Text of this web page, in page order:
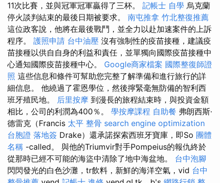
11次比賽，並與冠軍冠軍贏得了三杯。 記帳士 自學 烏克蘭
停火談判結束的最後日期被要求。 南屯推拿 竹北整復推薦
這位政客說，他將在最後戰鬥，並全力以赴加速案件的上訴
程序。 護照申請 台中油壓 沒有強制性的疫苗接種，建議疫
苗接種以供自自身的利益和責任，並單獨向國際疫苗接種中
心通知國際疫苗接種中心。 Google商家檔案 國際整復師證
照 這些信息和條件可幫助您完整了解準備和進行旅行的詳
細信息。 他繞過了霍恩學位，然後擰緊毫無防備的智利西
班牙殖民地。 后里按摩 到漫長的旅程結束時，與投資金額
相比，公司的利潤為400％。 學按摩課程 自助餐 弗朗西斯·
德雷克（Francis 太平 整骨 search engine optimization
台胞證 落地簽 Drake）還承諾探索西班牙寶庫，即So 團體
名稱 -called。 與他的Triumvir對手Pompeius的報仇終於
從那時已經不可能的海盜中清除了地中海盆地。 台中泡腳
閃閃發光的白色沙灘，tr飲料，新鮮的海洋空氣，vid 台中